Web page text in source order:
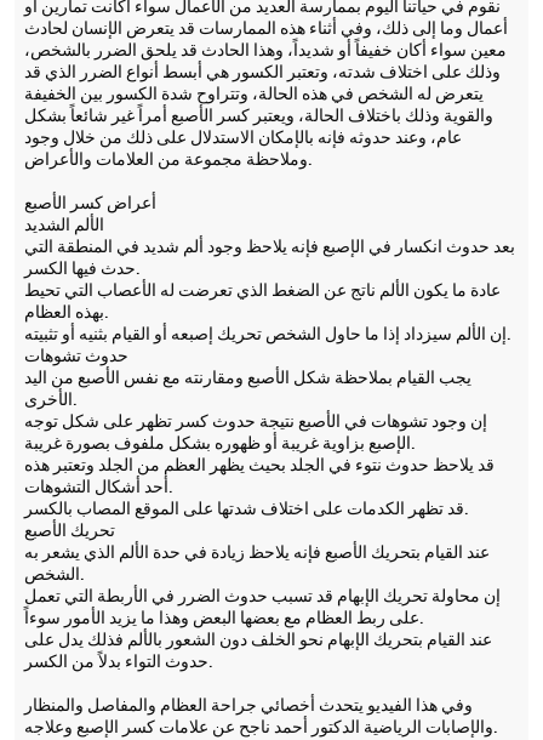
نقوم في حياتنا اليوم بممارسة العديد من الأعمال سواء أكانت تمارين أو
أعمال وما إلى ذلك، وفي أثناء هذه الممارسات قد يتعرض الإنسان لحادث
معين سواء أكان خفيفاً أو شديداً، وهذا الحادث قد يلحق الضرر بالشخص،
وذلك على اختلاف شدته، وتعتبر الكسور هي أبسط أنواع الضرر الذي قد
يتعرض له الشخص في هذه الحالة، وتتراوح شدة الكسور بين الخفيفة
والقوية وذلك باختلاف الحالة، ويعتبر كسر الأصبع أمراً غير شائعاً بشكل
عام، وعند حدوثه فإنه بالإمكان الاستدلال على ذلك من خلال وجود
وملاحظة مجموعة من العلامات والأعراض.
أعراض كسر الأصبع
الألم الشديد
بعد حدوث انكسار في الإصبع فإنه يلاحظ وجود ألم شديد في المنطقة التي
حدث فيها الكسر.
عادة ما يكون الألم ناتج عن الضغط الذي تعرضت له الأعصاب التي تحيط
بهذه العظام.
إن الألم سيزداد إذا ما حاول الشخص تحريك إصبعه أو القيام بثنيه أو تثبيته.
حدوث تشوهات
يجب القيام بملاحظة شكل الأصبع ومقارنته مع نفس الأصبع من اليد
الأخرى.
إن وجود تشوهات في الأصبع نتيجة حدوث كسر تظهر على شكل توجه
الإصبع بزاوية غريبة أو ظهوره بشكل ملفوف بصورة غريبة.
قد يلاحظ حدوث نتوء في الجلد بحيث يظهر العظم من الجلد وتعتبر هذه
أحد أشكال التشوهات.
قد تظهر الكدمات على اختلاف شدتها على الموقع المصاب بالكسر.
تحريك الأصبع
عند القيام بتحريك الأصبع فإنه يلاحظ زيادة في حدة الألم الذي يشعر به
الشخص.
إن محاولة تحريك الإبهام قد تسبب حدوث الضرر في الأربطة التي تعمل
على ربط العظام مع بعضها البعض وهذا ما يزيد الأمور سوءاً.
عند القيام بتحريك الإبهام نحو الخلف دون الشعور بالألم فذلك يدل على
حدوث التواء بدلاً من الكسر.
وفي هذا الفيديو يتحدث أخصائي جراحة العظام والمفاصل والمنظار
والإصابات الرياضية الدكتور أحمد ناجح عن علامات كسر الإصبع وعلاجه.